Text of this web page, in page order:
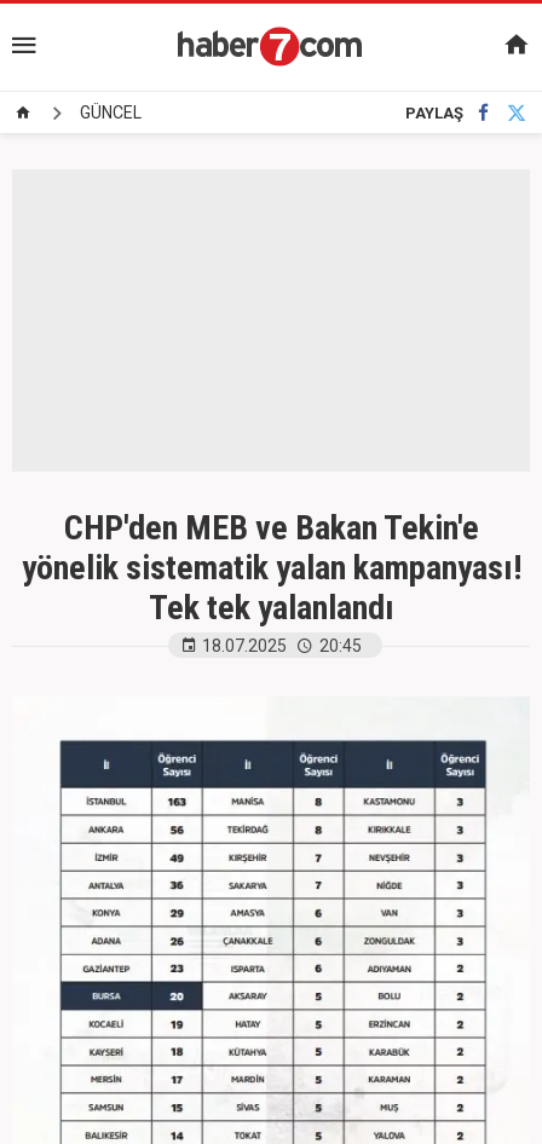
GÜNCEL PAYLAŞ
CHP'den MEB ve Bakan Tekin'e
yönelik sistematik yalan kampanyası!
Tek tek yalanlandı
18.07.2025 20:45